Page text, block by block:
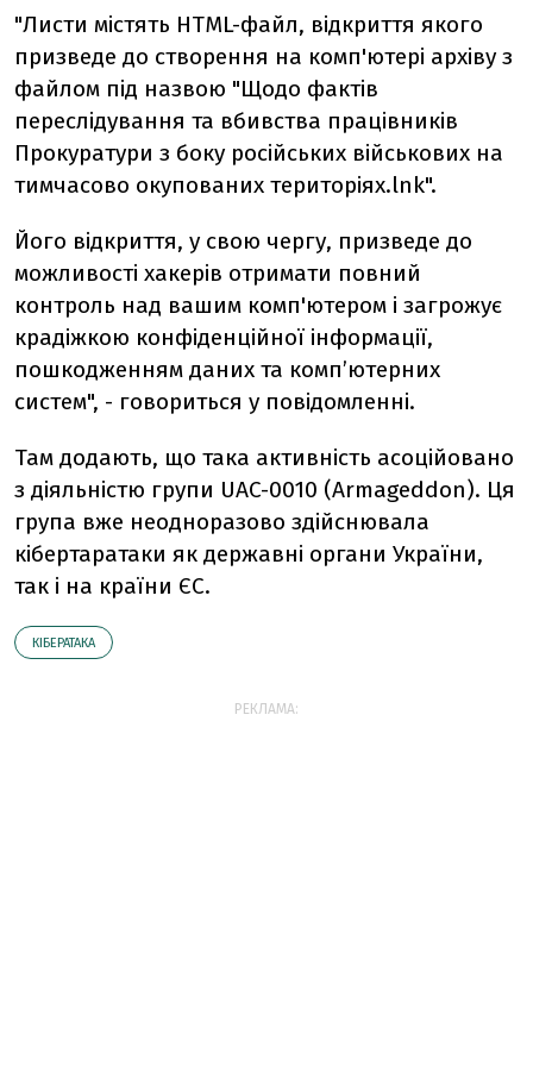
"Листи містять HTML-файл, відкриття якого
призведе до створення на комп'ютері архіву з
файлом під назвою "Щодо фактів
переслідування та вбивства працівників
Прокуратури з боку російських військових на
тимчасово окупованих територіях.lnk".
Його відкриття, у свою чергу, призведе до
можливості хакерів отримати повний
контроль над вашим комп'ютером і загрожує
крадіжкою конфіденційної інформації,
пошкодженням даних та комп’ютерних
систем", - говориться у повідомленні.
Там додають, що така активність асоційовано
з діяльністю групи UAC-0010 (Armageddon). Ця
група вже неодноразово здійснювала
кібертаратаки як державні органи України,
так і на країни ЄС.
КІБЕРАТАКА
РЕКЛАМА: